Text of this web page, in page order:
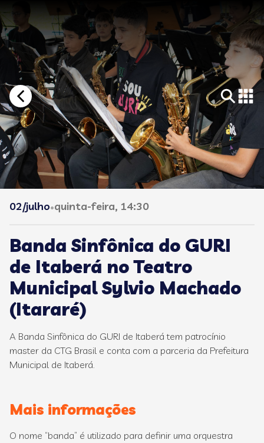
02/julho•quinta-feira, 14:30
Banda Sinfônica do GURI
de Itaberá no Teatro
Municipal Sylvio Machado
(Itararé)
A Banda Sinfônica do GURI de Itaberá tem patrocínio
master da CTG Brasil e conta com a parceria da Prefeitura
Municipal de Itaberá.
Mais informações
O nome “banda” é utilizado para definir uma orquestra